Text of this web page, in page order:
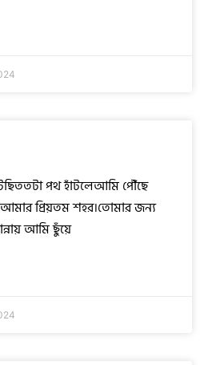
পথ হাঁটলেআমি পৌঁছে
প্রিয়তম শহর।তোমার জন্য
আমি ছুঁয়ে